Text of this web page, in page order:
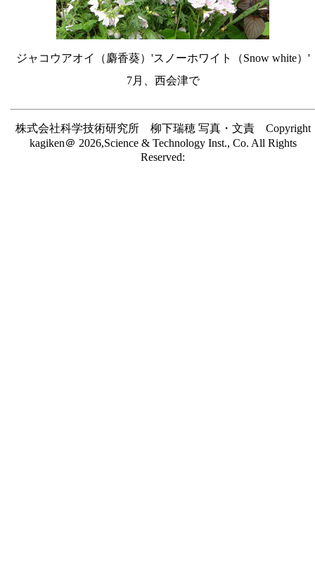
ジャコウアオイ（麝香葵）'スノーホワイト（Snow white）'
7月、西会津で